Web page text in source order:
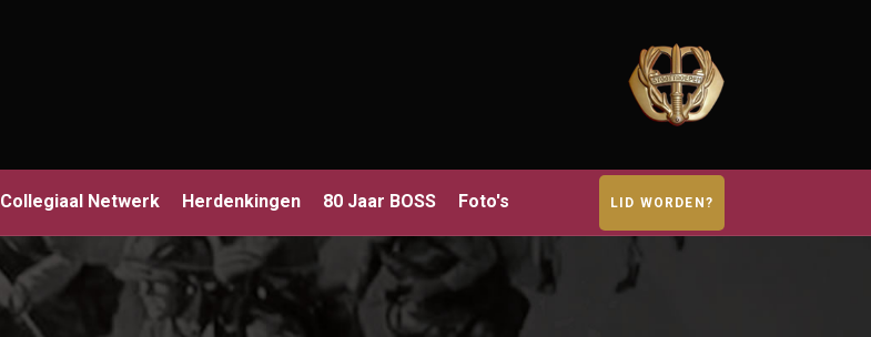
Collegiaal Netwerk Herdenkingen 80 Jaar BOSS Foto's LID WORDEN?